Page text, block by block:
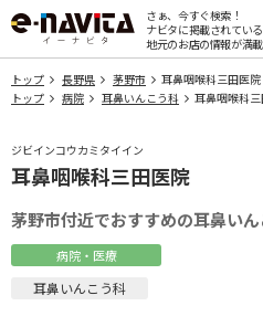
さぁ、今すぐ検索！
ナビタに掲載されている
地元のお店の情報が満載
トップ 長野県 茅野市
耳鼻咽喉科三田医院
トップ
病院 耳鼻いんこう科 耳鼻咽喉科
ジビインコウカミタイイン
耳鼻咽喉科三田医院
茅野市付近でおすすめの耳鼻い
病院・医療
耳鼻いんこう科